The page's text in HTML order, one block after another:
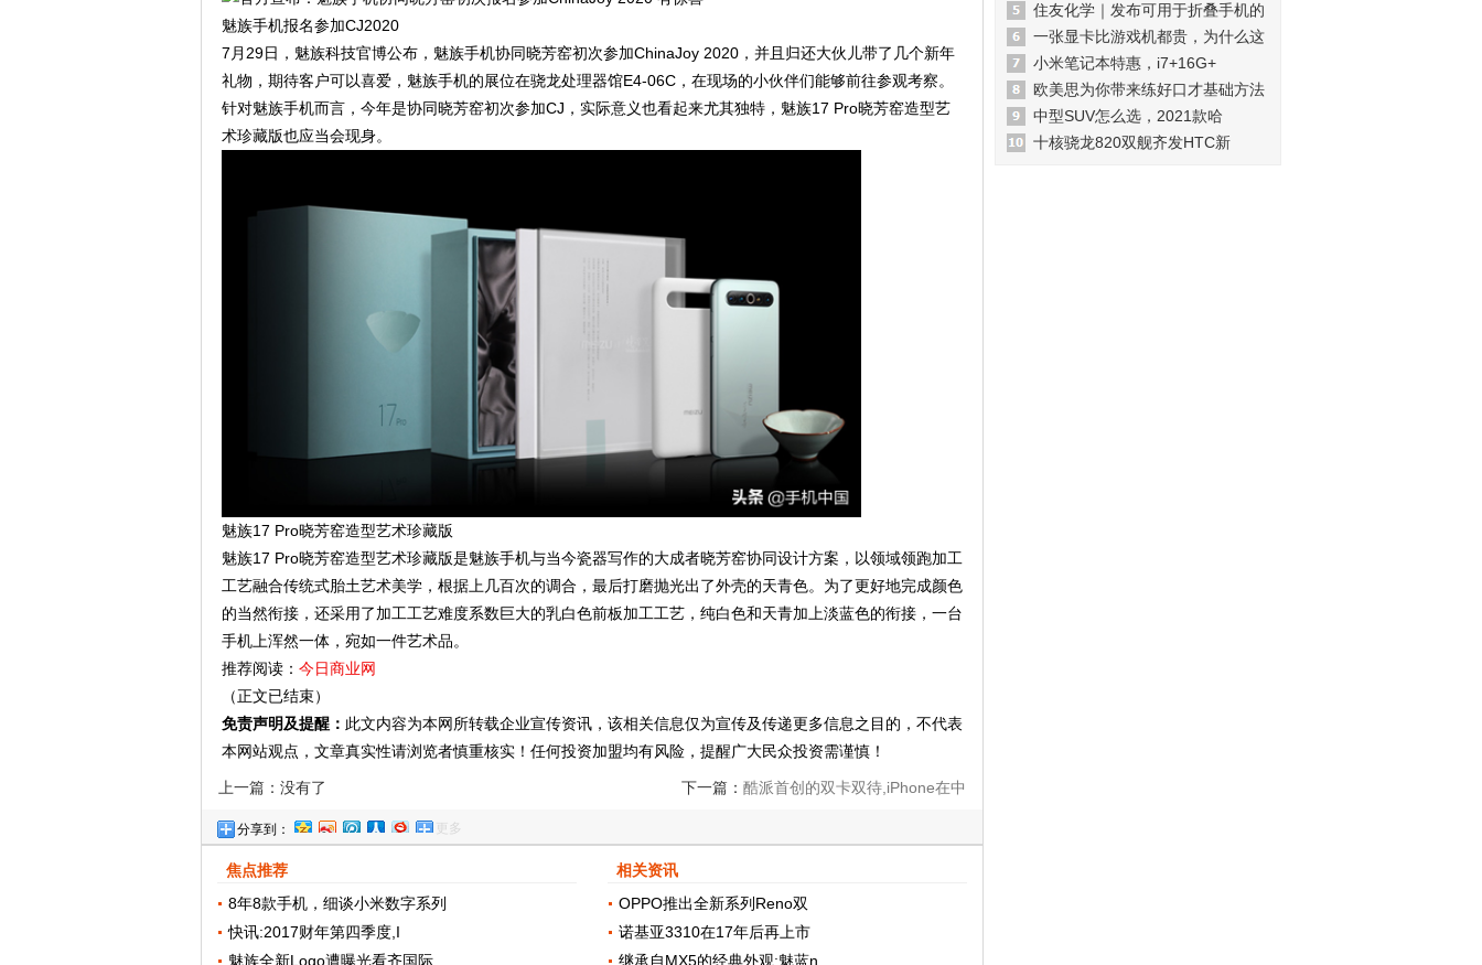
魅族手机报名参加CJ2020
7月29日，魅族科技官博公布，魅族手机协同晓芳窑初次参加ChinaJoy 2020，并且归还大伙儿带了几个新年
礼物，期待客户可以喜爱，魅族手机的展位在骁龙处理器馆E4-06C，在现场的小伙伴们能够前往参观考察。
针对魅族手机而言，今年是协同晓芳窑初次参加CJ，实际意义也看起来尤其独特，魅族17 Pro晓芳窑造型艺
术珍藏版也应当会现身。
魅族17 Pro晓芳窑造型艺术珍藏版
魅族17 Pro晓芳窑造型艺术珍藏版是魅族手机与当今瓷器写作的大成者晓芳窑协同设计方案，以领域领跑加工
工艺融合传统式胎土艺术美学，根据上几百次的调合，最后打磨抛光出了外壳的天青色。为了更好地完成颜色
的当然衔接，还采用了加工工艺难度系数巨大的乳白色前板加工工艺，纯白色和天青加上淡蓝色的衔接，一台
手机上浑然一体，宛如一件艺术品。
推荐阅读： 今日商业网
（正文已结束）
免责声明及提醒： 此文内容为本网所转载企业宣传资讯，该相关信息仅为宣传及传递更多信息之目的，不代表
本网站观点，文章真实性请浏览者慎重核实！任何投资加盟均有风险，提醒广大民众投资需谨慎！
上一篇：没有了 下一篇： 酷派首创的双卡双待,iPhone在中
分享到： 更多
焦点推荐
8年8款手机，细谈小米数字系列
快讯:2017财年第四季度,I
魅族全新Logo遭曝光看齐国际
相关资讯
OPPO推出全新系列Reno双
诺基亚3310在17年后再上市
继承自MX5的经典外观:魅蓝n
住友化学｜发布可用于折叠手机的
一张显卡比游戏机都贵，为什么这
小米笔记本特惠，i7+16G+
欧美思为你带来练好口才基础方法
中型SUV怎么选，2021款哈
十核骁龙820双舰齐发HTC新